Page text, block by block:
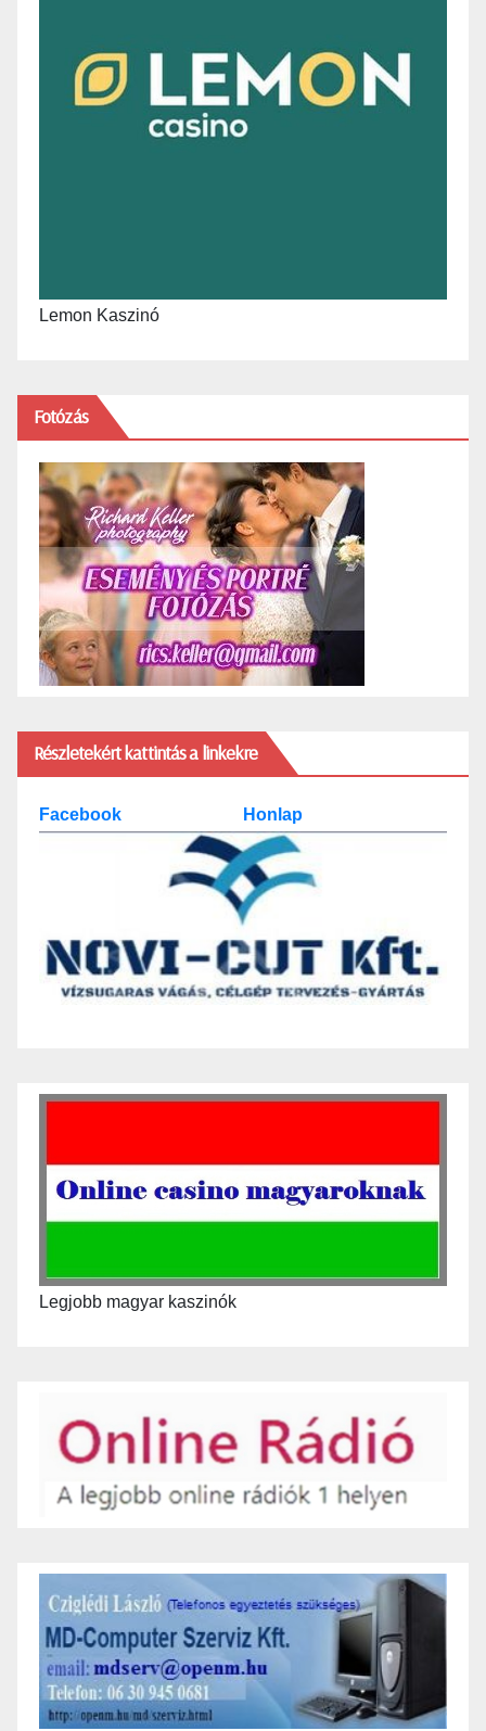
Lemon Kaszinó
Fotózás
Részletekért kattintás a linkekre
Facebook Honlap
Legjobb magyar kaszinók